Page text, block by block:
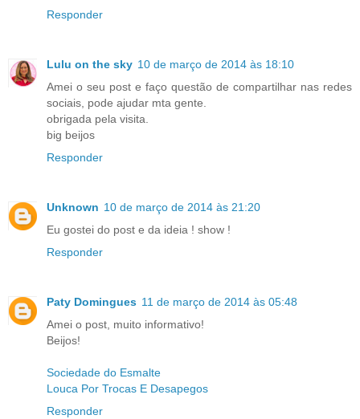
Responder
Lulu on the sky 10 de março de 2014 às 18:10
Amei o seu post e faço questão de compartilhar nas redes
sociais, pode ajudar mta gente.
obrigada pela visita.
big beijos
Responder
Unknown 10 de março de 2014 às 21:20
Eu gostei do post e da ideia ! show !
Responder
Paty Domingues 11 de março de 2014 às 05:48
Amei o post, muito informativo!
Beijos!
Sociedade do Esmalte
Louca Por Trocas E Desapegos
Responder